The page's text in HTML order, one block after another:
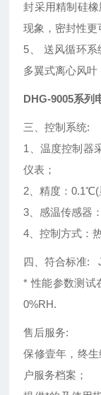
封采用精制硅
现象，密封性更
5、 送风循环
多翼式离心风叶
DHG-9005系列
三、控制系统:
1、温度控制器
仪表；
2、精度：
3、感温传感器
4、控制方式：
四、符合标准:
* 性能参数测试
0%RH.
售后服务:
保修壹年，终
户服务档案；